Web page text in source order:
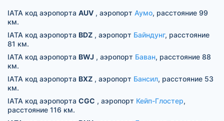
IATA код аэропорта AUV , аэропорт Аумо, расстояние 99
км.
IATA код аэропорта BDZ , аэропорт Байндунг, расстояние
81 км.
IATA код аэропорта BWJ , аэропорт Баван, расстояние 88
км.
IATA код аэропорта BXZ , аэропорт Бансил, расстояние 53
км.
IATA код аэропорта CGC , аэропорт Кейп-Глостер,
расстояние 116 км.